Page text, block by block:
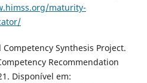
maturity-
Synthesis Project.
Recommendation
Disponível em: